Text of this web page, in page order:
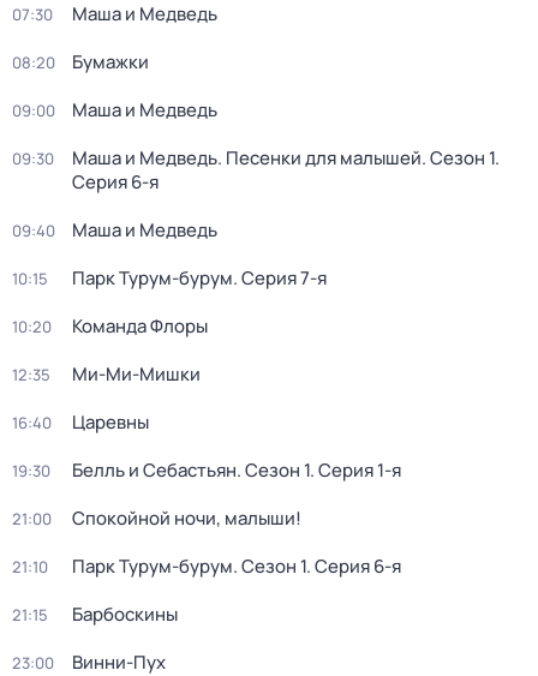
07:30 Маша и Медведь
08:20 Бумажки
09:00 Маша и Медведь
09:30 Маша и Медведь. Песенки для малышей. Сезон 1.
Серия 6-я
09:40 Маша и Медведь
10:15 Парк Турум-бурум. Серия 7-я
10:20 Команда Флоры
12:35 Ми-Ми-Мишки
16:40 Царевны
19:30 Белль и Себастьян. Сезон 1. Серия 1-я
21:00 Спокойной ночи, малыши!
21:10 Парк Турум-бурум. Сезон 1. Серия 6-я
21:15 Барбоскины
23:00 Винни-Пух